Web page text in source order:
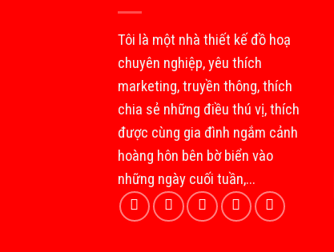
Tôi là một nhà thiết kế đồ hoạ
chuyên nghiệp, yêu thích
marketing, truyền thông, thích
chia sẻ những điều thú vị, thích
được cùng gia đình ngắm cảnh
hoàng hôn bên bờ biển vào
những ngày cuối tuần,...